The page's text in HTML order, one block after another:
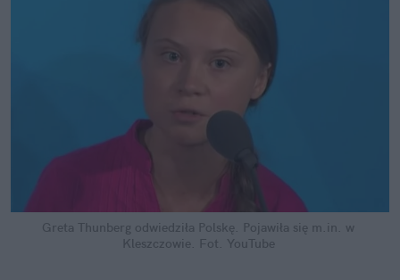
Greta Thunberg odwiedziła Polskę. Pojawiła się m.in. w
Kleszczowie. Fot. YouTube